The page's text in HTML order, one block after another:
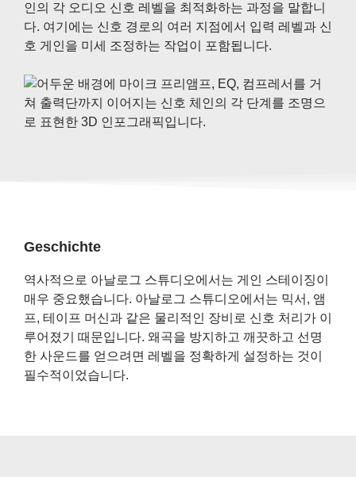
인의 각 오디오 신호 레벨을 최적화하는 과정을 말합니
다. 여기에는 신호 경로의 여러 지점에서 입력 레벨과 신
호 게인을 미세 조정하는 작업이 포함됩니다.
Geschichte
역사적으로 아날로그 스튜디오에서는 게인 스테이징이
매우 중요했습니다. 아날로그 스튜디오에서는 믹서, 앰
프, 테이프 머신과 같은 물리적인 장비로 신호 처리가 이
루어졌기 때문입니다. 왜곡을 방지하고 깨끗하고 선명
한 사운드를 얻으려면 레벨을 정확하게 설정하는 것이
필수적이었습니다.